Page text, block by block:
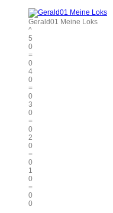
Gerald01 Meine Loks
^
5
0
=
0
4
0
=
0
3
0
=
0
2
0
=
0
1
0
=
0
0